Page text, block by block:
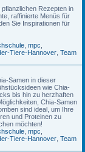
Rezepten in
raffinierte Menüs für
Sie Inspirationen für
mpc
Tiere-Hannover Team
Samen in dieser
wie Chia-
bis hin zu herzhaften
Chia-Samen
sind ideal, um Ihre
und Proteinen zu
möchten!
mpc
Tiere-Hannover Team